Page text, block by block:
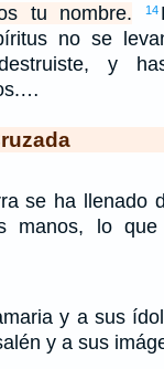
tu nombre.
14
no se
y
se ha llenado
manos, lo que
y a sus
y a sus